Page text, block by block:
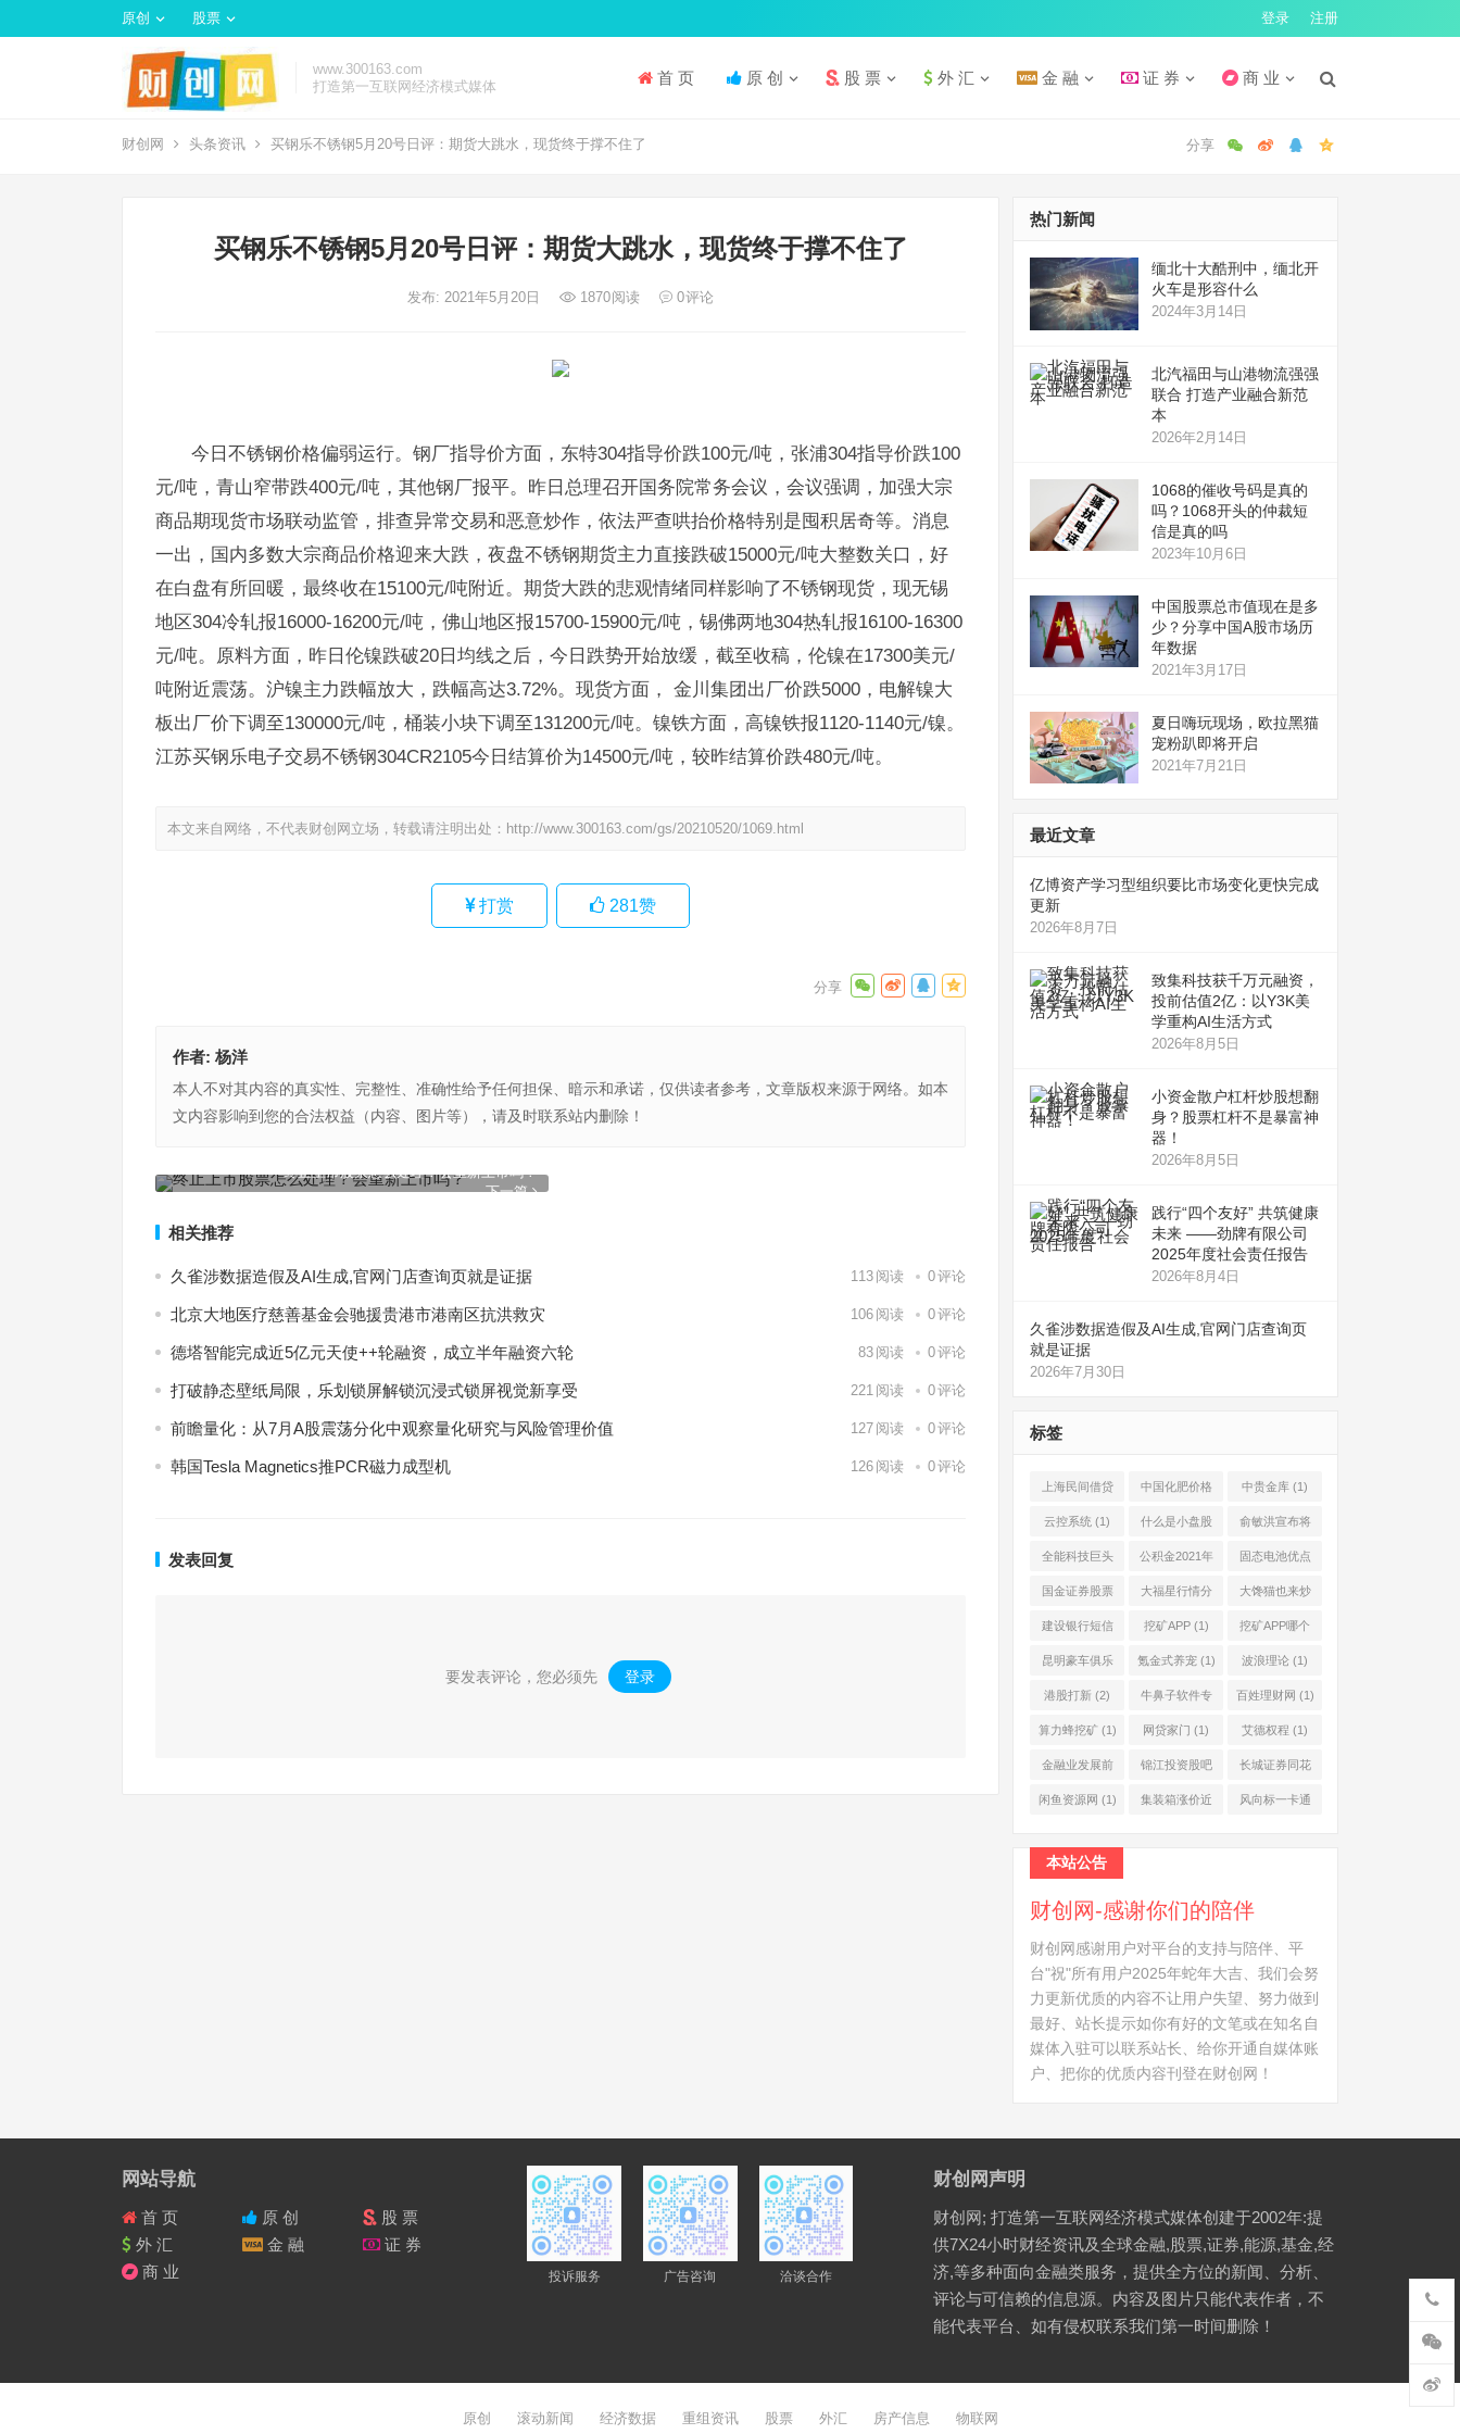
原创 股票 登录 注册
www.300163.com
打造第一互联网经济模式媒体
首 页 原 创 股 票 外 汇 金 融 证 券 商 业
财创网 头条资讯 买钢乐不锈钢5月20号日评：期货大跳水，现货终于撑不住了
买钢乐不锈钢5月20号日评：期货大跳水，现货终于撑不住了
发布: 2021年5月20日 1870阅读 0评论
今日不锈钢价格偏弱运行。钢厂指导价方面，东特304指导价跌100元/吨，张浦304指导价跌100
元/吨，青山窄带跌400元/吨，其他钢厂报平。昨日总理召开国务院常务会议，会议强调，加强大宗
商品期现货市场联动监管，排查异常交易和恶意炒作，依法严查哄抬价格特别是囤积居奇等。消息
一出，国内多数大宗商品价格迎来大跌，夜盘不锈钢期货主力直接跌破15000元/吨大整数关口，好
在白盘有所回暖，最终收在15100元/吨附近。期货大跌的悲观情绪同样影响了不锈钢现货，现无锡
地区304冷轧报16000-16200元/吨，佛山地区报15700-15900元/吨，锡佛两地304热轧报16100-16300
元/吨。原料方面，昨日伦镍跌破20日均线之后，今日跌势开始放缓，截至收稿，伦镍在17300美元/
吨附近震荡。沪镍主力跌幅放大，跌幅高达3.72%。现货方面， 金川集团出厂价跌5000，电解镍大
板出厂价下调至130000元/吨，桶装小块下调至131200元/吨。镍铁方面，高镍铁报1120-1140元/镍。
江苏买钢乐电子交易不锈钢304CR2105今日结算价为14500元/吨，较昨结算价跌480元/吨。
本文来自网络，不代表财创网立场，转载请注明出处： http://www.300163.com/gs/20210520/1069.html
打赏 281赞
作者: 杨洋
本人不对其内容的真实性、完整性、准确性给予任何担保、暗示和承诺，仅供读者参考，文章版权来源于网络。如本
文内容影响到您的合法权益（内容、图片等），请及时联系站内删除！
上一篇 下一篇
终止上市股票怎么处理？会重新上市吗？
相关推荐
久雀涉数据造假及AI生成,官网门店查询页就是证据 113 阅读 0评论
北京大地医疗慈善基金会驰援贵港市港南区抗洪救灾 106 阅读 0评论
德塔智能完成近5亿元天使++轮融资，成立半年融资六轮 83 阅读 0评论
打破静态壁纸局限，乐划锁屏解锁沉浸式锁屏视觉新享受 221 阅读 0评论
前瞻量化：从7月A股震荡分化中观察量化研究与风险管理价值 127 阅读 0评论
韩国Tesla Magnetics推PCR磁力成型机 126 阅读 0评论
发表回复
要发表评论，您必须先 登录 。
热门新闻
缅北十大酷刑中，缅北开
火车是形容什么
2024年3月14日
北汽福田与山港物流强强
联合 打造产业融合新范
本
2026年2月14日
1068的催收号码是真的
吗？1068开头的仲裁短
信是真的吗
2023年10月6日
中国股票总市值现在是多
少？分享中国A股市场历
年数据
2021年3月17日
夏日嗨玩现场，欧拉黑猫
宠粉趴即将开启
2021年7月21日
最近文章
亿博资产学习型组织要比市场变化更快完成
更新
2026年8月7日
致集科技获千万元融资，
投前估值2亿：以Y3K美
学重构AI生活方式
2026年8月5日
小资金散户杠杆炒股想翻
身？股票杠杆不是暴富神
器！
2026年8月5日
践行“四个友好” 共筑健康
未来 ——劲牌有限公司
2025年度社会责任报告
2026年8月4日
久雀涉数据造假及AI生成,官网门店查询页
就是证据
2026年7月30日
标签
上海民间借贷
公司(1)
中国化肥价格
网(1)
中贵金库 (1)
云控系统 (1) 什么是小盘股
(2)
俞敏洪宣布将
退休(1)
全能科技巨头
(1)
公积金2021年
起不允许提取
固态电池优点
(1)
国金证券股票
(2)
大福星行情分
析系统(1)
大馋猫也来炒
股票(1)
建设银行短信
服务费(1)
挖矿APP(1) 挖矿APP哪个
靠谱(1)
昆明豪车俱乐
部(1)
氪金式养宠(1) 波浪理论 (1)
港股打新 (2) 牛鼻子软件专
业版(1)
百姓理财网 (1)
算力蜂挖矿(1) 网贷家门 (1) 艾德权程 (1)
金融业发展前
景(1)
锦江投资股吧
(1)
长城证券同花
顺(1)
闲鱼资源网 (1) 集装箱涨价近 风向标一卡通
本站公告
财创网-感谢你们的陪伴
财创网感谢用户对平台的支持与陪伴、平
台"祝"所有用户2025年蛇年大吉、我们会努
力更新优质的内容不让用户失望、努力做到
最好、站长提示如你有好的文笔或在知名自
媒体入驻可以联系站长、给你开通自媒体账
户、把你的优质内容刊登在财创网！
网站导航
首 页 原 创
股 票
外 汇
金 融
证 券
商 业
投诉服务 广告咨询 洽谈合作
财创网声明
财创网; 打造第一互联网经济模式媒体创建于2002年:提
供7X24小时财经资讯及全球金融,股票,证券,能源,基金,经
济,等多种面向金融类服务，提供全方位的新闻、分析、
评论与可信赖的信息源。内容及图片只能代表作者，不
能代表平台、如有侵权联系我们第一时间删除！
原创 滚动新闻 经济数据 重组资讯 股票 外汇 房产信息 物联网